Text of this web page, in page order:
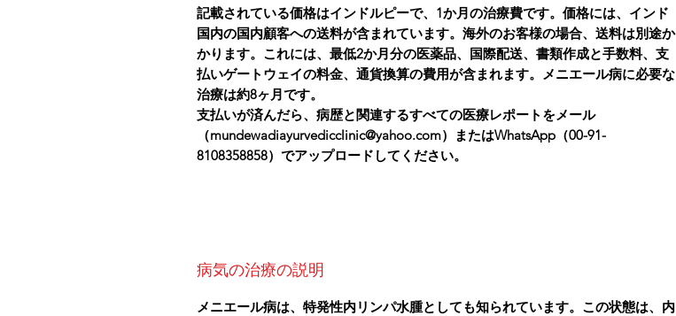
記載されている価格はインドルピーで、1か月の治療費です。価格には、インド
国内の国内顧客への送料が含まれています。海外のお客様の場合、送料は別途か
かります。これには、最低2か月分の医薬品、国際配送、書類作成と手数料、支
払いゲートウェイの料金、通貨換算の費用が含まれます。メニエール病に必要な
治療は約8ヶ月です。
支払いが済んだら、病歴と関連するすべての医療レポートをメール
（mundewadiayurvedicclinic@yahoo.com）またはWhatsApp（00-91-
8108358858）でアップロードしてください。
病気の治療の説明
メニエール病は、特発性内リンパ水腫としても知られています。この状態は、内